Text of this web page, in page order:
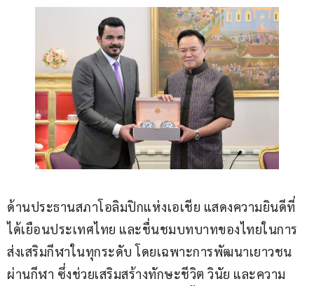
ด้านประธานสภาโอลิมปิกแห่งเอเชีย แสดงความยินดีที่
ได้เยือนประเทศไทย และชื่นชมบทบาทของไทยในการ
ส่งเสริมกีฬาในทุกระดับ โดยเฉพาะการพัฒนาเยาวชน
ผ่านกีฬา ซึ่งช่วยเสริมสร้างทักษะชีวิต วินัย และความ